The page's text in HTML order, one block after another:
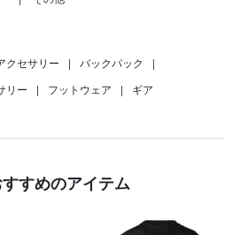
クセサリー | バックパック
|
リー
| フットウェア | ギア
すめのアイテム